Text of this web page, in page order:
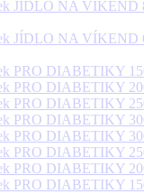
JÍDLO NA VÍKEND
JÍDLO NA VÍKEND
PRO DIABETIKY
PRO DIABETIKY
PRO DIABETIKY
PRO DIABETIKY
PRO DIABETIKY
PRO DIABETIKY
PRO DIABETIKY
PRO DIABETIKY